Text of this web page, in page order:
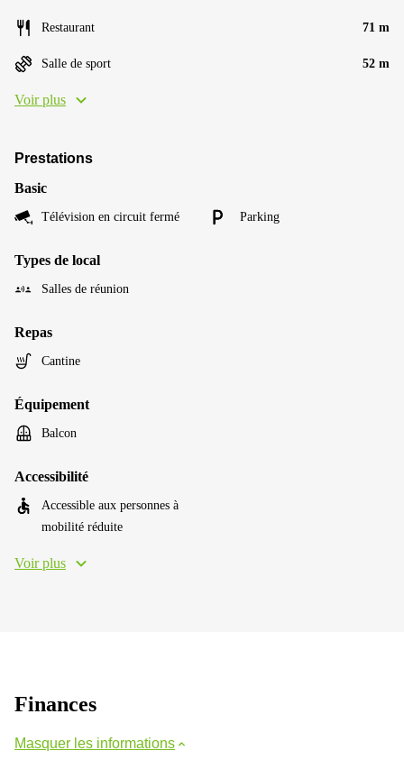
Restaurant 71 m
Salle de sport 52 m
Voir plus
Prestations
Basic
Télévision en circuit fermé Parking
Types de local
Salles de réunion
Repas
Cantine
Équipement
Balcon
Accessibilité
Accessible aux personnes à
mobilité réduite
Voir plus
Finances
Masquer les informations